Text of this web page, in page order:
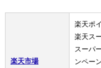
楽天市場
楽天ポ
楽天ス
スーパ
ンペー